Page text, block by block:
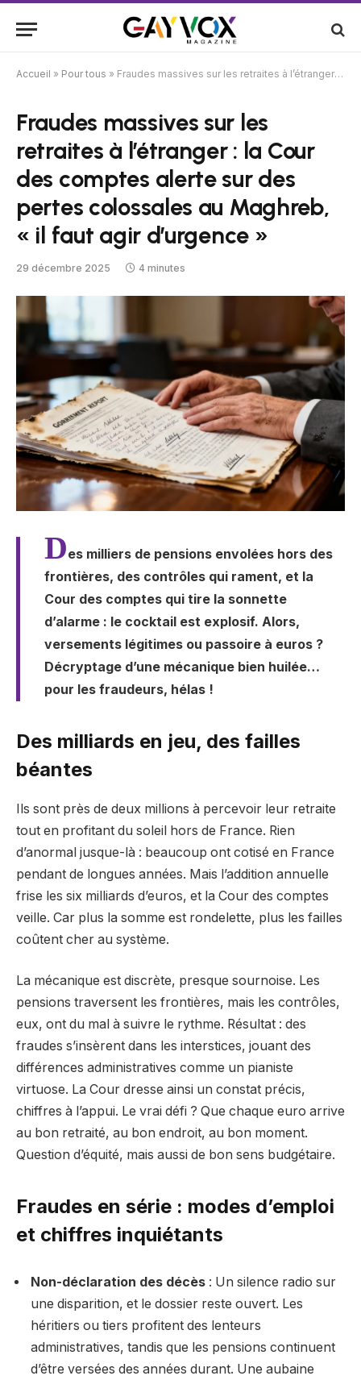
Accueil » Pour tous » Fraudes massives sur les retraites à l’étranger : la Cour des comptes alerte sur des pertes colossales au Maghreb, « il faut agir d’urgence »
Fraudes massives sur les
retraites à l’étranger : la Cour
des comptes alerte sur des
pertes colossales au Maghreb,
« il faut agir d’urgence »
29 décembre 2025 4 minutes
Des milliers de pensions envolées hors des
frontières, des contrôles qui rament, et la
Cour des comptes qui tire la sonnette
d’alarme : le cocktail est explosif. Alors,
versements légitimes ou passoire à euros ?
Décryptage d’une mécanique bien huilée…
pour les fraudeurs, hélas !
Des milliards en jeu, des failles
béantes
Ils sont près de deux millions à percevoir leur retraite
tout en profitant du soleil hors de France. Rien
d’anormal jusque-là : beaucoup ont cotisé en France
pendant de longues années. Mais l’addition annuelle
frise les six milliards d’euros, et la Cour des comptes
veille. Car plus la somme est rondelette, plus les failles
coûtent cher au système.
La mécanique est discrète, presque sournoise. Les
pensions traversent les frontières, mais les contrôles,
eux, ont du mal à suivre le rythme. Résultat : des
fraudes s’insèrent dans les interstices, jouant des
différences administratives comme un pianiste
virtuose. La Cour dresse ainsi un constat précis,
chiffres à l’appui. Le vrai défi ? Que chaque euro arrive
au bon retraité, au bon endroit, au bon moment.
Question d’équité, mais aussi de bon sens budgétaire.
Fraudes en série : modes d’emploi
et chiffres inquiétants
Non-déclaration des décès : Un silence radio sur
une disparition, et le dossier reste ouvert. Les
héritiers ou tiers profitent des lenteurs
administratives, tandis que les pensions continuent
d’être versées des années durant. Une aubaine